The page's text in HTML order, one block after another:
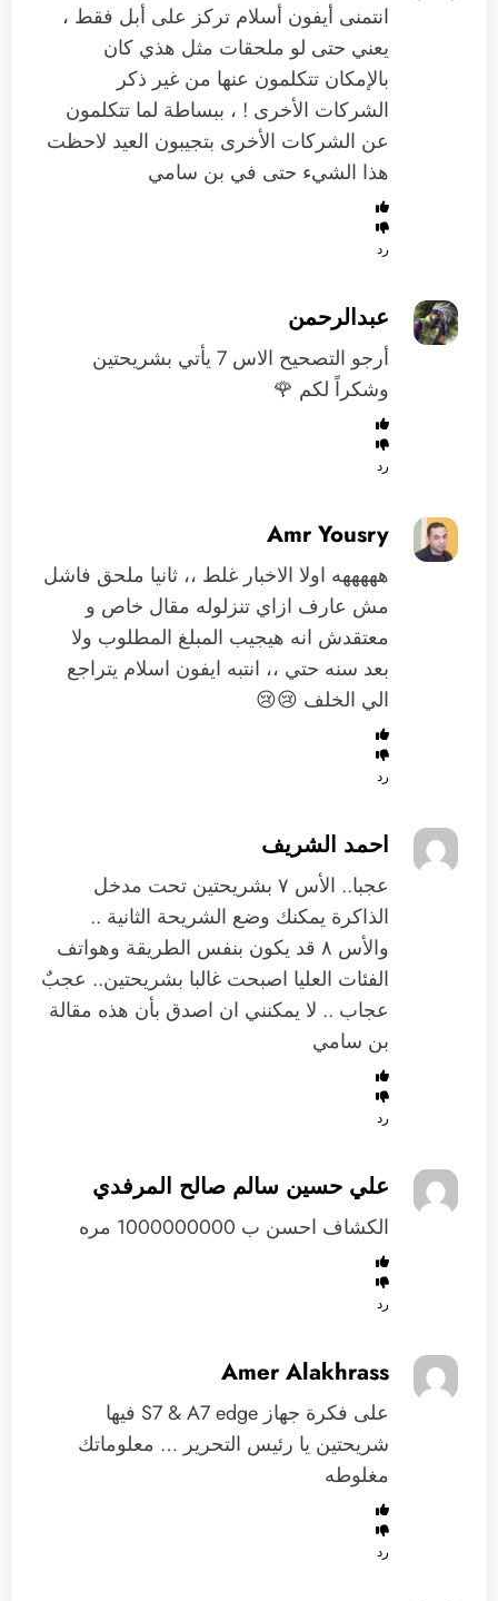
انتمنى أيفون أسلام تركز على أبل فقط ،
يعني حتى لو ملحقات مثل هذي كان
بالإمكان تتكلمون عنها من غير ذكر
الشركات الأخرى ! ، ببساطة لما تتكلمون
عن الشركات الأخرى بتجيبون العيد لاحظت
هذا الشيء حتى في بن سامي
رد
عبدالرحمن
أرجو التصحيح الاس 7 يأتي بشريحتين
وشكراً لكم 🌹
رد
Amr Yousry
هههههه اولا الاخبار غلط ،، ثانيا ملحق فاشل
مش عارف ازاي تنزلوله مقال خاص و
معتقدش انه هيجيب المبلغ المطلوب ولا
بعد سنه حتي ،، انتبه ايفون اسلام يتراجع
الي الخلف 😢😢
رد
احمد الشريف
عجبا.. الأس ٧ بشريحتين تحت مدخل
الذاكرة يمكنك وضع الشريحة الثانية ..
والأس ٨ قد يكون بنفس الطريقة وهواتف
الفئات العليا اصبحت غالبا بشريحتين.. عجبٌ
عجاب .. لا يمكنني ان اصدق بأن هذه مقالة
بن سامي
رد
علي حسين سالم صالح المرفدي
الكشاف احسن ب 1000000000 مره
رد
Amer Alakhrass
على فكرة جهاز S7 & A7 edge فيها
شريحتين يا رئيس التحرير … معلوماتك
مغلوطه
رد